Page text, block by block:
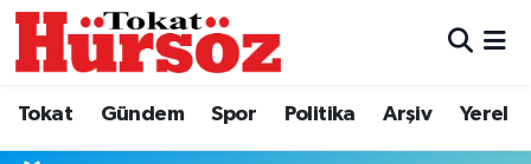
Tokat Gündem Spor Politika Arşiv Yerel
Türkiye Gündemi
Hava Durumu